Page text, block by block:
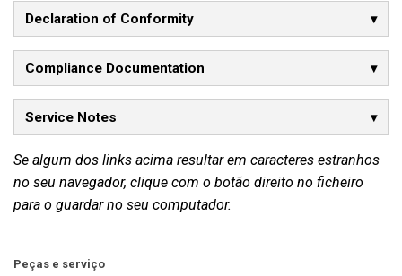
Declaration of Conformity
Compliance Documentation
Service Notes
Se algum dos links acima resultar em caracteres estranhos
no seu navegador, clique com o botão direito no ficheiro
para o guardar no seu computador.
Peças e serviço